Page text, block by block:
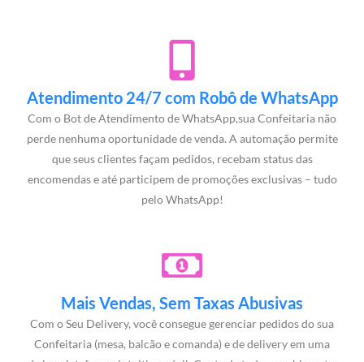
Atendimento 24/7 com Robô de WhatsApp
Com o Bot de Atendimento de WhatsApp,sua Confeitaria não
perde nenhuma oportunidade de venda. A automação permite
que seus clientes façam pedidos, recebam status das
encomendas e até participem de promoções exclusivas – tudo
pelo WhatsApp!
Mais Vendas, Sem Taxas Abusivas
Com o Seu Delivery, você consegue gerenciar pedidos do sua
Confeitaria (mesa, balcão e comanda) e de delivery em uma